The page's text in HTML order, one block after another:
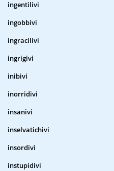
ingentilivi
ingobbivi
ingracilivi
ingrigivi
inibivi
inorridivi
insanivi
inselvatichivi
insordivi
instupidivi